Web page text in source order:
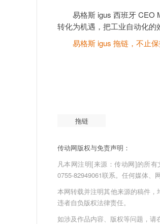
易格斯 igus 西班牙 CEO
转化为机遇，把工业自动化的
易格斯 igus 拖链，不止
拖链
传动网版权与免责声明：
凡本网注明[来源：传动网]的所
0755-82949061联系。任何媒体、
本网转载并注明其他来源的稿件
违者自负版权法律责任。
如涉及作品内容、版权等问题，请